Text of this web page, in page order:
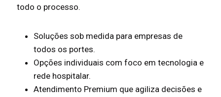
todo o processo.
Soluções sob medida para empresas de
todos os portes.
Opções individuais com foco em tecnologia e
rede hospitalar.
Atendimento Premium que agiliza decisões e